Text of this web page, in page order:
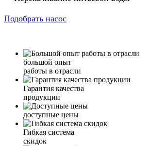
Подобрать насос
большой опыт
работы в отрасли
Гарантия качества
продукции
доступные цены
Гибкая система
скидок